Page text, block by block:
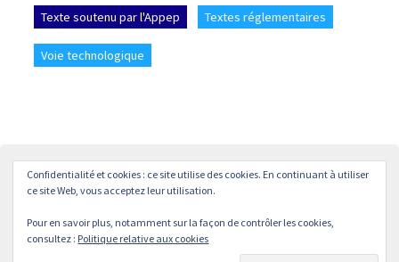
Texte soutenu par l'Appep Textes réglementaires
Voie technologique
Accueil L’APPEP Adhésion
La revue « L’enseignement
Philosophique »
© APPEP Mentions légales
Contact
Confidentialité et cookies : ce site utilise des cookies. En continuant à utiliser
ce site Web, vous acceptez leur utilisation.
Pour en savoir plus, notamment sur la façon de contrôler les cookies,
consultez : Politique relative aux cookies